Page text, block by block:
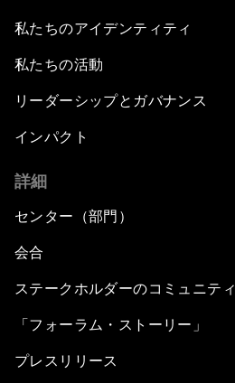
私たちのアイデンティティ
私たちの活動
リーダーシップとガバナンス
インパクト
詳細
センター（部門）
会合
ステークホルダーのコミュニティ
「フォーラム・ストーリー」
プレスリリース